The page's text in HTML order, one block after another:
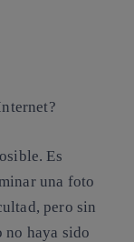
Es
una foto
pero sin
no haya sido